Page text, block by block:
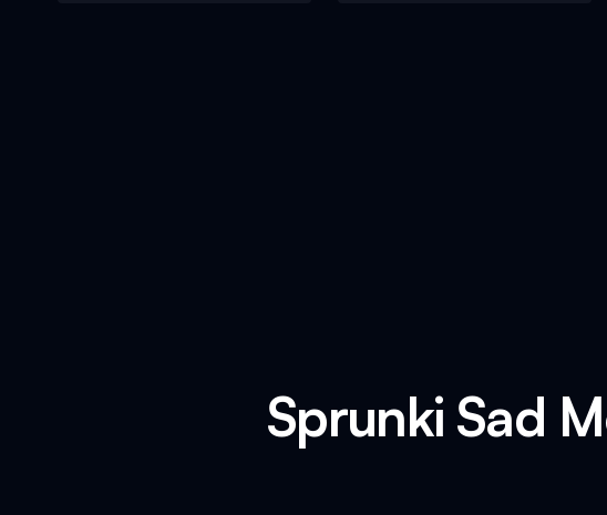
Sprunki Sad